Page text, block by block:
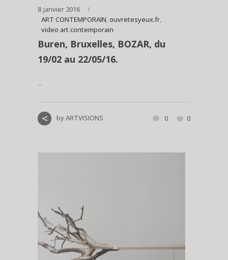
8 janvier 2016
ART CONTEMPORAIN,ouvretesyeux.fr,
video art contemporain
Buren, Bruxelles, BOZAR, du
19/02 au 22/05/16.
...
byARTVISIONS 0 0